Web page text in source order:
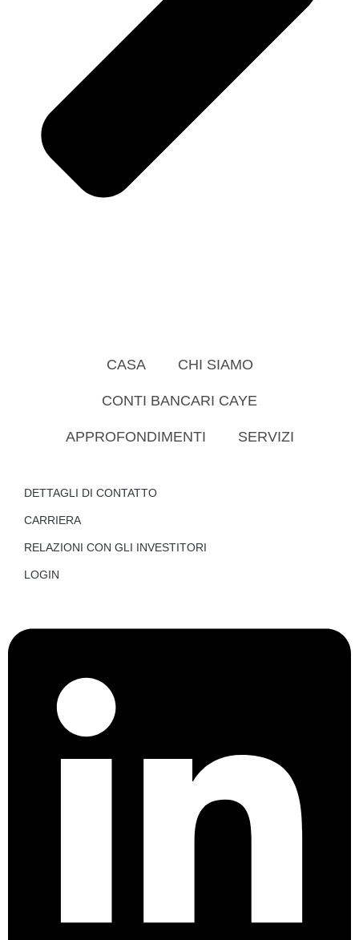
CASA CHI SIAMO
CONTI BANCARI CAYE
APPROFONDIMENTI SERVIZI
DETTAGLI DI CONTATTO
CARRIERA
RELAZIONI CON GLI INVESTITORI
LOGIN